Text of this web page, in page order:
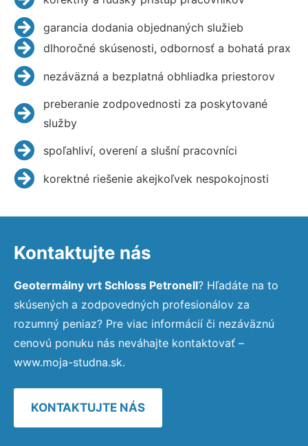
garancia dodania objednaných služieb
dlhoročné skúsenosti, odbornosť a bohatá prax
nezáväzná a bezplatná obhliadka priestorov
preberanie zodpovednosti za poskytované
služby
spoľahliví, overení a slušní pracovníci
korektné riešenie akejkoľvek nespokojnosti
Kontaktujte nás
Geotermálny vrt Schloss Petronell? Hľadáte na to
skúsených a zodpovedných profesionálov za
rozumný peniaz? Pre viac informácií či nezáväznú
cenovú ponuku nás neváhajte kontaktovať –
www.moja-studna.sk.
KONTAKTUJTE NÁS